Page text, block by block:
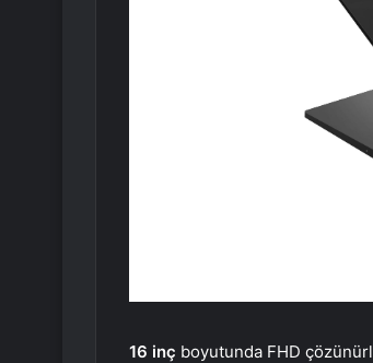
16 inç boyutunda FHD